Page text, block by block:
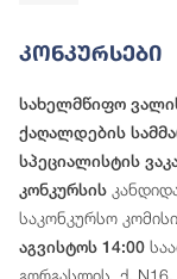
Კონკურსები
სახელმწიფო
ქაღალდების
სპეციალისტის
კონკურსის
საკონკურსო
აგვისტოს 14:00
გორგასლის ქ.